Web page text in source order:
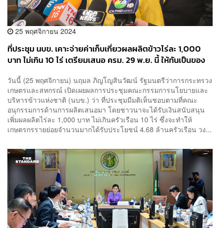
25 พฤศจิกายน 2024
ที่ประชุม นบข. เคาะจ่ายค่าเก็บเกี่ยวผลผลิตข้าวไร่ละ 1,000
บาท ไม่เกิน 10 ไร่ เตรียมเสนอ ครม. 29 พ.ย. นี้ ให้ทันเป็นของ
วันนี้ (25 พฤศจิกายน) นฤมล ภิญโญสินวัฒน์ รัฐมนตรีว่าการกระทรวง
เกษตรและสหกรณ์ เปิดเผยผลการประชุมคณะกรรมการนโยบายและ
บริหารข้าวแห่งชาติ (นบข.) ว่า ที่ประชุมมีมติเห็นชอบตามที่คณะ
อนุกรรมการด้านการผลิตเสนอมา โดยชาวนาจะได้รับเงินสนับสนุน
เพิ่มผลผลิตไร่ละ 1,000 บาท ไม่เกินครัวเรือน 10 ไร่ ซึ่งจะทำให้
เกษตรกรรายย่อยจำนวนมากได้รับประโยชน์ 4.68 ล้านครัวเรือน วง...